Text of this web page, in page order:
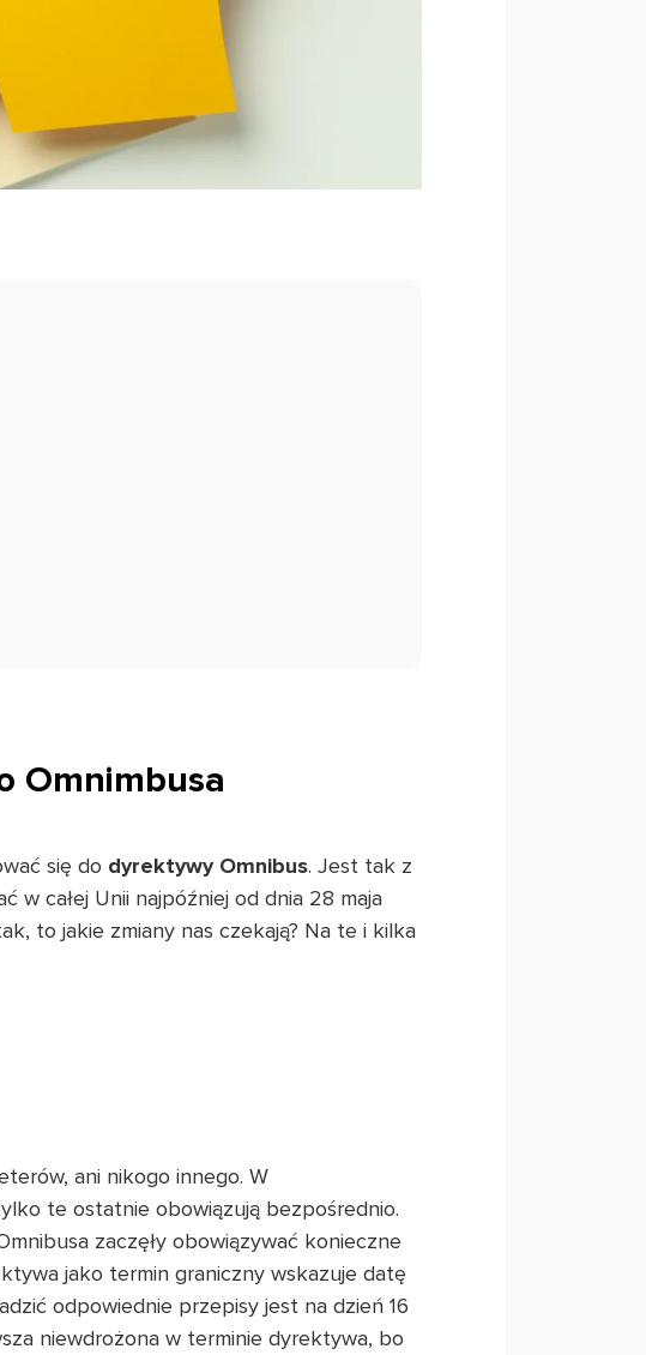
Omnimbusa
się do dyrektywy Omnibus. Jest tak z
całej Unii najpóźniej od dnia 28 maja
to jakie zmiany nas czekają? Na te i kilka
ani nikogo innego. W
te ostatnie obowiązują bezpośrednio.
zaczęły obowiązywać konieczne
jako termin graniczny wskazuje datę
odpowiednie przepisy jest na dzień 16
niewdrożona w terminie dyrektywa, bo